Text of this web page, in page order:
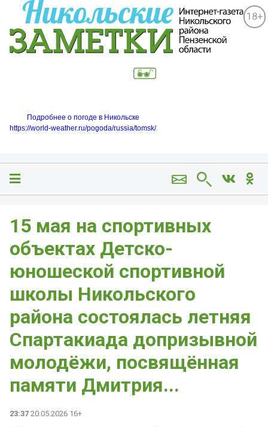
18+
Подробнее о погоде в Никольске
https://world-weather.ru/pogoda/russia/tomsk/
15 мая на спортивных
объектах Детско-
юношеской спортивной
школы Никольского
района состоялась летняя
Спартакиада допризывной
молодёжи, посвящённая
памяти Дмитрия...
23:37 20.05.2026 16+